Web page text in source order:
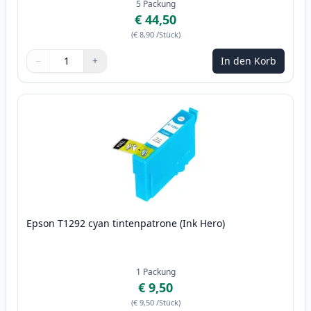
5 Packung
€ 44,50
(€ 8,90 /Stück)
Menge
Verwenden Sie die Tasten, um anzupassen
− +
Menge 1 In den Korb
Epson T1292 cyan tintenpatrone (Ink Hero)
1 Packung
€ 9,50
(€ 9,50 /Stück)